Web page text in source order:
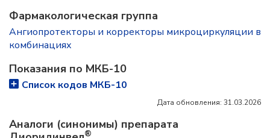
Фармакологическая группа
Ангиопротекторы и корректоры микроциркуляции в
комбинациях
Показания по МКБ-10
Список кодов МКБ-10
Дата обновления: 31.03.2026
Аналоги (синонимы) препарата
®